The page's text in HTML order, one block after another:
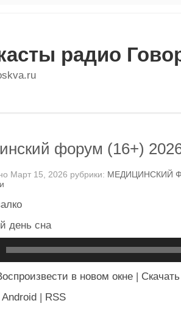
радио
форум (16+)
Март 15, 2026 рубрики: МЕДИЦИНСКИЙ
день сна
в новом окне | Скачать
Android | RSS